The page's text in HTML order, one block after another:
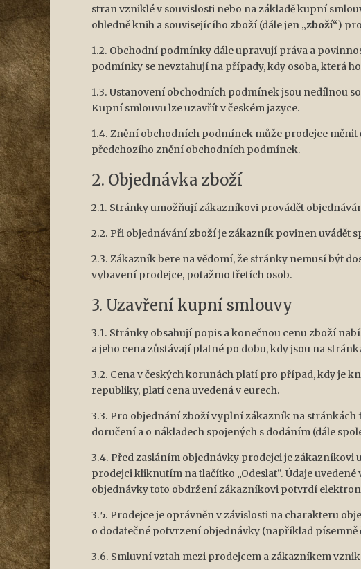
stran vzniklé v souvislosti nebo na základě kupní
ohledně knih a souvisejícího zboží (dále jen „zboží“)
1.2. Obchodní podmínky dále upravují práva a
podmínky se nevztahují na případy, kdy osoba, která
1.3. Ustanovení obchodních podmínek jsou nedílnou
Kupní smlouvu lze uzavřít v českém jazyce.
1.4. Znění obchodních podmínek může prodejce
předchozího znění obchodních podmínek.
2. Objednávka zboží
2.1. Stránky umožňují zákazníkovi provádět
2.2. Při objednávání zboží je zákazník povinen uvádět
2.3. Zákazník bere na vědomí, že stránky nemusí být
vybavení prodejce, potažmo třetích osob.
3. Uzavření kupní smlouvy
3.1. Stránky obsahují popis a konečnou cenu zboží
a jeho cena zůstávají platné po dobu, kdy jsou na
3.2. Cena v českých korunách platí pro případ, kdy je
republiky, platí cena uvedená v eurech.
3.3. Pro objednání zboží vyplní zákazník na
doručení a o nákladech spojených s dodáním (dále
3.4. Před zasláním objednávky prodejci je
prodejci kliknutím na tlačítko „Odeslat“. Údaje
objednávky toto obdržení zákazníkovi potvrdí
3.5. Prodejce je oprávněn v závislosti na charakteru
o dodatečné potvrzení objednávky (například písemně
3.6. Smluvní vztah mezi prodejcem a zákazníkem